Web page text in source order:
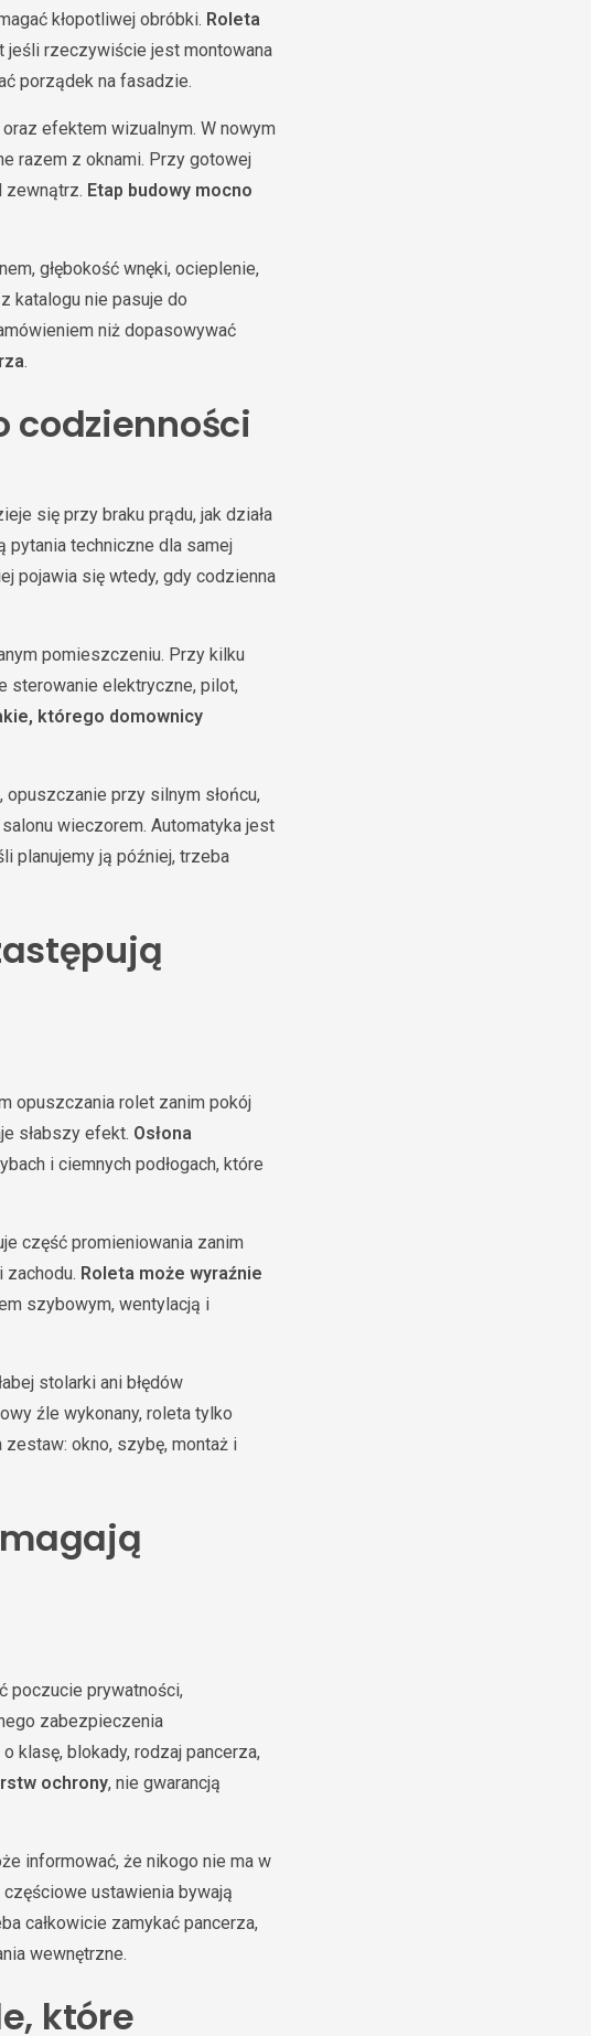
kłopotliwej obróbki. Roleta
jeśli rzeczywiście jest montowana
porządek na fasadzie.
efektem wizualnym. W nowym
razem z oknami. Przy gotowej
zewnątrz. Etap budowy mocno
głębokość wnęki, ocieplenie,
katalogu nie pasuje do
niż dopasowywać
.
codzienności
się przy braku prądu, jak działa
pytania techniczne dla samej
pojawia się wtedy, gdy codzienna
pomieszczeniu. Przy kilku
sterowanie elektryczne, pilot,
którego domownicy
przy silnym słońcu,
wieczorem. Automatyka jest
planujemy ją później, trzeba
opuszczania rolet zanim pokój
słabszy efekt. Osłona
i ciemnych podłogach, które
część promieniowania zanim
zachodu. Roleta może wyraźnie
szybowym, wentylacją i
stolarki ani błędów
źle wykonany, roleta tylko
okno, szybę, montaż i
poczucie prywatności,
zabezpieczenia
klasę, blokady, rodzaj pancerza,
ochrony, nie gwarancją
informować, że nikogo nie ma w
ustawienia bywają
całkowicie zamykać pancerza,
wewnętrzne.
które